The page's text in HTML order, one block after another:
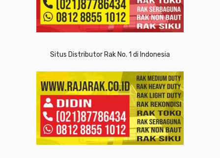
Situs Distributor Rak No. 1 di Indonesia